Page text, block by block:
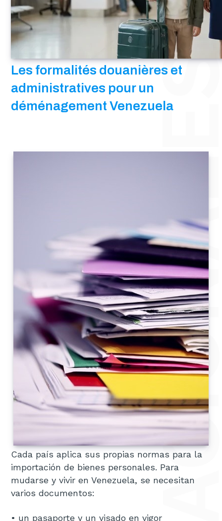
Les formalités douanières et
administratives pour un
déménagement Venezuela
Cada país aplica sus propias normas para la
importación de bienes personales. Para
mudarse y vivir en Venezuela, se necesitan
varios documentos:
• un pasaporte y un visado en vigor